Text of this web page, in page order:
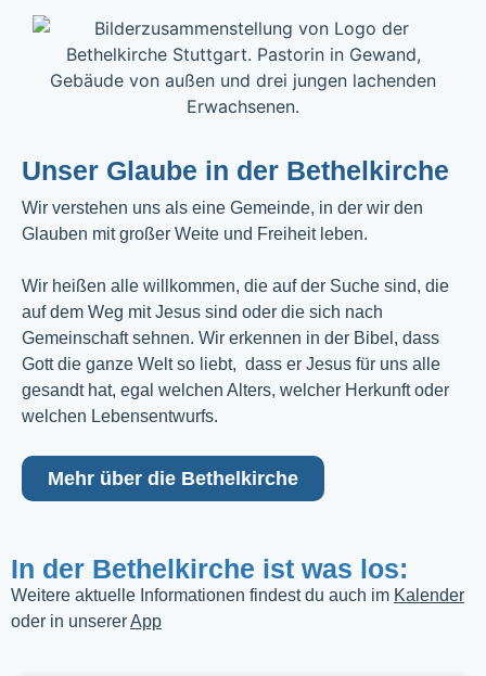
Unser Glaube in der Bethelkirche
Wir verstehen uns als eine Gemeinde, in der wir den
Glauben mit großer Weite und Freiheit leben.
Wir heißen alle willkommen, die auf der Suche sind, die
auf dem Weg mit Jesus sind oder die sich nach
Gemeinschaft sehnen. Wir erkennen in der Bibel, dass
Gott die ganze Welt so liebt, dass er Jesus für uns alle
gesandt hat, egal welchen Alters, welcher Herkunft oder
welchen Lebensentwurfs.
Mehr über die Bethelkirche
In der Bethelkirche ist was los:
Weitere aktuelle Informationen findest du auch im Kalender
oder in unsererApp